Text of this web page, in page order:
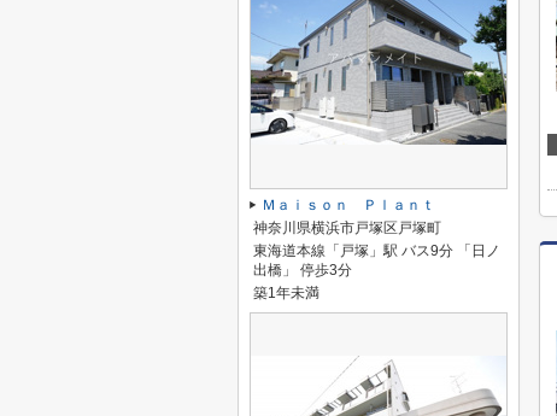
Ｍａｉｓｏｎ Ｐｌａｎｔ
神奈川県横浜市戸塚区戸塚町
東海道本線「戸塚」駅 バス9分 「日ノ
出橋」 停歩3分
築1年未満